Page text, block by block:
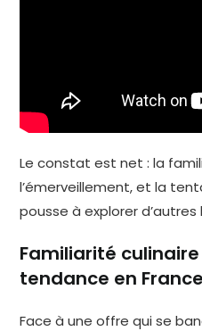
Le constat est net : la
l’émerveillement, et la
pousse à explorer d’autres
Familiarité
tendance en France
Face à une offre qui se